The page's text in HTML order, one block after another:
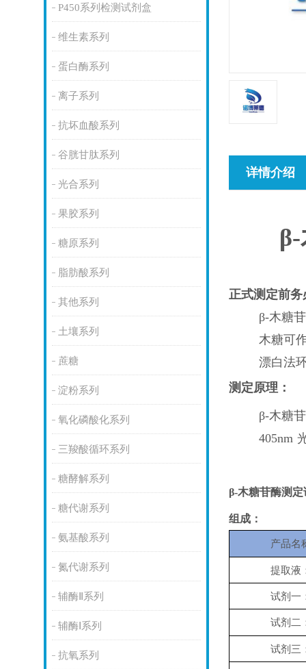
P450系列检测试剂盒
维生素系列
蛋白酶系列
离子系列
抗坏血酸系列
谷胱甘肽系列
光合系列
果胶系列
糖原系列
脂肪酸系列
其他系列
土壤系列
蔗糖
淀粉系列
氧化磷酸化系列
三羧酸循环系列
糖酵解系列
糖代谢系列
氨基酸系列
氮代谢系列
辅酶Ⅱ系列
辅酶Ⅰ系列
抗氧系列
详情介绍
β-
正式测定前务
β-木糖
木糖可
漂白法
测定原理：
β-木糖
405nm
β-木糖苷酶测
组成：
产品名
提取液
试剂一
试剂二
试剂三